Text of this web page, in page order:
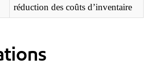
réduction des coûts d’inventaire